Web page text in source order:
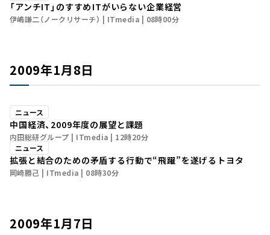
「アンチIT」のすすめ――ITがいらない企業経営
伊嶋謙二（ノークリサーチ） ITmedia 08時00分
2009年1月8日
ニュース
中国経済、2009年度の展望と課題
内田総研グループ ITmedia
12時20分
ニュース
拡張と結合のための矛盾する行動で“飛躍”を遂げるトヨタ
岡崎勝己 ITmedia 08時30分
2009年1月7日